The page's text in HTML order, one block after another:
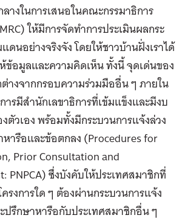
างในการเสนอในคณะกรรมาธิการ
ให้มีการจัดทำการประเมินผลกระ
นอย่างจริงจัง โดยให้ชาวบ้านฝั่งเราได้
ห้ข้อมูลและความคิดเห็น ทั้งนี้ จุดเด่นของ
างจากกรอบความร่วมมืออื่น ๆ ภายใน
รมีสำนักเลขาธิการที่เข้มแข็งและมีงบ
ตัวเอง พร้อมทั้งมีกระบวนการแจ้งล่วง
ารือและข้อตกลง (Procedures for
Prior Consultation and
PNPCA) ซึ่งบังคับให้ประเทศสมาชิกที่
รงการใด ๆ ต้องผ่านกระบวนการแจ้ง
ปรึกษาหารือกับประเทศสมาชิกอื่น ๆ